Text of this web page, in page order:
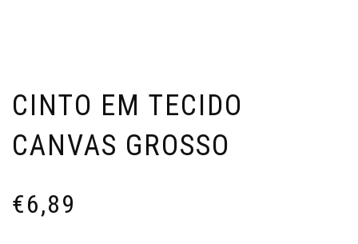
CINTO EM TECIDO
CANVAS GROSSO
€6,89